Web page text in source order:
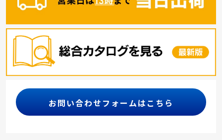
お問い合わせフォームはこちら